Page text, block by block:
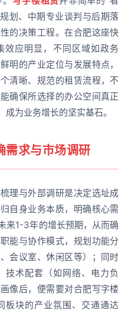
划、中期专业谈判与后期落
的决策工程。在合肥这座快
效应明显，不同区域如政务
明的产业定位与发展特点，
清晰、规范的租赁流程，不
确保所选择的办公空间真正
为业务增长的坚实基石。
需求与市场调研
理与外部调研是决定选址成
自身业务本质，明确核心需
来1-3年的增长预期，从而确
能与协作模式，规划功能分
会议室、休闲区等）；同时
技术配套（如网络、电力负
像后，便需要对合肥写字楼
板块的产业氛围、交通通达